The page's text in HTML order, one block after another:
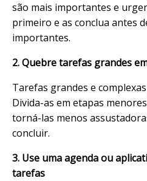
são mais importantes e
primeiro e as conclua antes
importantes.
2. Quebre tarefas grandes
Tarefas grandes e
Divida-as em etapas
torná-las menos
concluir.
3. Use uma agenda ou
tarefas